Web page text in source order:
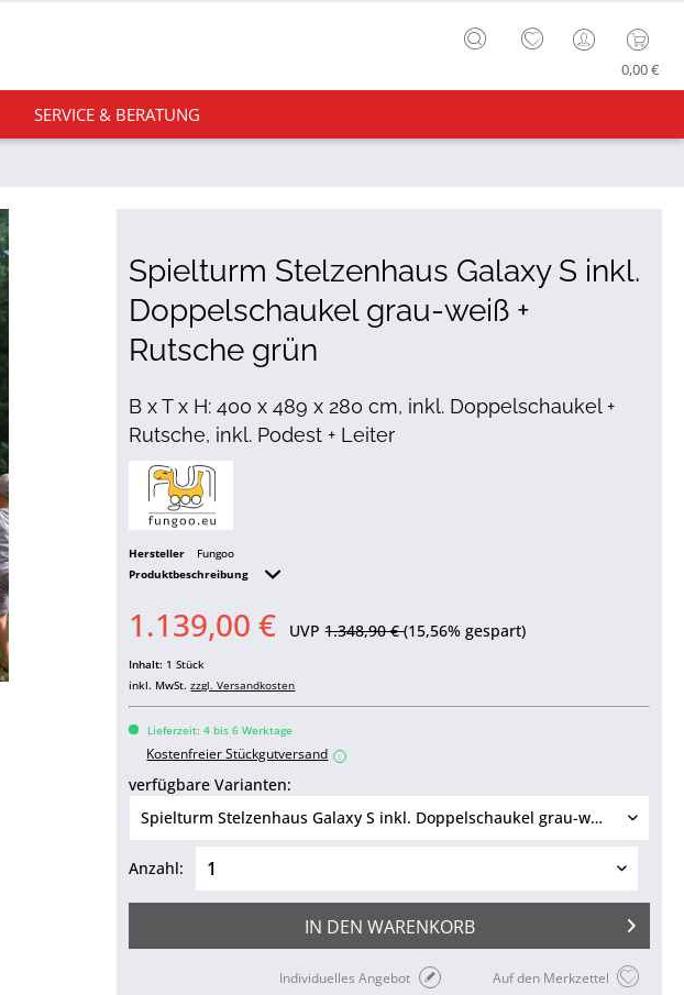
0,00 €
SERVICE & BERATUNG
Spielturm Stelzenhaus Galaxy S inkl.
Doppelschaukel grau-weiß +
Rutsche grün
B x T x H: 400 x 489 x 280 cm, inkl. Doppelschaukel +
Rutsche, inkl. Podest + Leiter
Hersteller
Fungoo
Produktbeschreibung
1.139,00 € UVP1.348,90 €(15,56% gespart)
Inhalt: 1 Stück
inkl. MwSt.zzgl. Versandkosten
Lieferzeit: 4 bis 6 Werktage
Kostenfreier Stückgutversand i
verfügbare Varianten:
Anzahl:
IN DEN WARENKORB
Auf den Merkzettel
Individuelles Angebot